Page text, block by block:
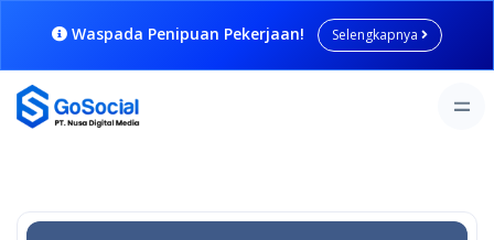
Waspada Penipuan Pekerjaan! Selengkapnya